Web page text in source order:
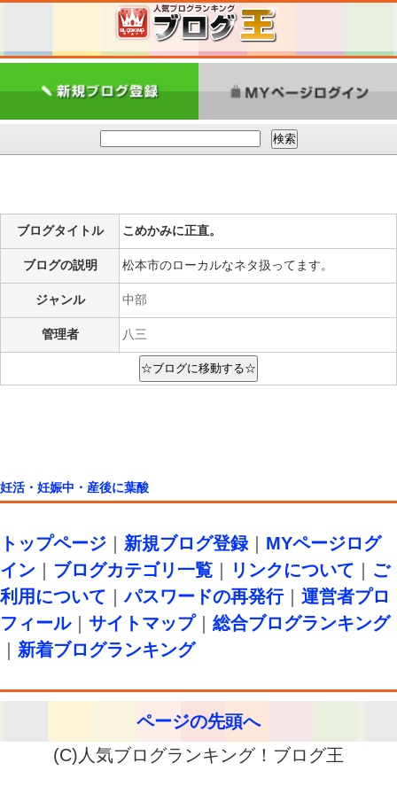
ブログタイトル こめかみに正直。
ブログの説明 松本市のローカルなネタ扱ってます。
ジャンル 中部
管理者 八三
妊活・妊娠中・産後に葉酸
トップページ 新規ブログ登録｜ MYページログ
イン
ブログカテゴリ一覧 リンクについて
ご
利用について ｜パスワードの再発行｜ 運営者プロ
フィール｜ サイトマップ｜ 総合ブログランキング
新着ブログランキング
ページの先頭へ
(C)人気ブログランキング！ブログ王